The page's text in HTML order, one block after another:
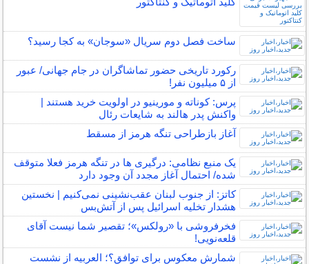
ساخت فصل دوم سریال «سوجان» به کجا رسید؟
رکورد تاریخی حضور تماشاگران در جام جهانی/ عبور
از ۵ میلیون نفر!
پرس: کوناته و مورینیو در اولویت خرید هستند |
واکنش پدر هالند به شایعات رئال
آغاز بازطراحی تنگه هرمز از مسقط
یک منبع نظامی: درگیری ها در تنگه هرمز فعلا متوقف
شده/ احتمال آغاز مجدد آن وجود دارد
کاتز: از جنوب لبنان عقب‌نشینی نمی‌کنیم | نخستین
هشدار تخلیه اسرائیل پس از آتش‌بس
فخرفروشی با «رولکس»؛ تقصیر شما نیست آقای
قلعه‌نویی!
شمارش معکوس برای توافق؟؛ العربیه از نشست